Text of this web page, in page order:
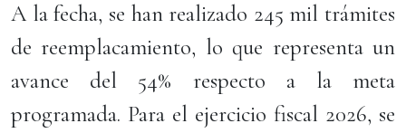
A la fecha, se han realizado 245 mil trámites
de reemplacamiento, lo que representa un
avance del 54% respecto a la meta
programada. Para el ejercicio fiscal 2026, se